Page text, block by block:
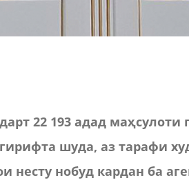
22 193 адад
шуда, аз тарафи
нобуд кардан ба